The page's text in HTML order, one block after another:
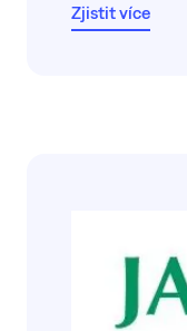
Zjistit více